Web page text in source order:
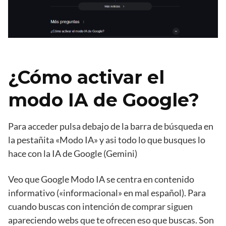
¿Cómo activar el
modo IA de Google?
Para acceder pulsa debajo de la barra de búsqueda en
la pestañita «Modo IA» y asi todo lo que busques lo
hace con la IA de Google (Gemini)
Veo que Google Modo IA se centra en contenido
informativo («informacional» en mal español). Para
cuando buscas con intención de comprar siguen
apareciendo webs que te ofrecen eso que buscas. Son